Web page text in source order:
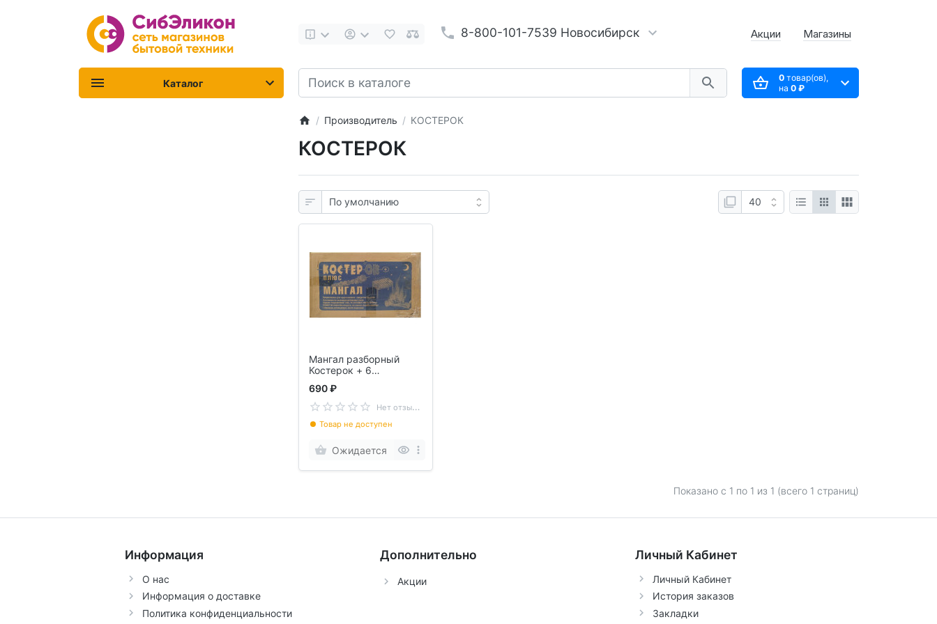
8-800-101-7539 Новосибирск Акции Магазины
0товар(ов),
на 0 ₽
Каталог
Производитель КОСТЕРОК
КОСТЕРОК
Мангал разборный
Костерок + 6
690 ₽
Н
ет отзывов
Товар не доступен
Ожидается
Показано с 1 по 1 из 1 (всего 1 страниц)
Информация
О нас
Информация о доставке
Политика конфиденциальности
Дополнительно
Акции
Личный Кабинет
Личный Кабинет
История заказов
Закладки